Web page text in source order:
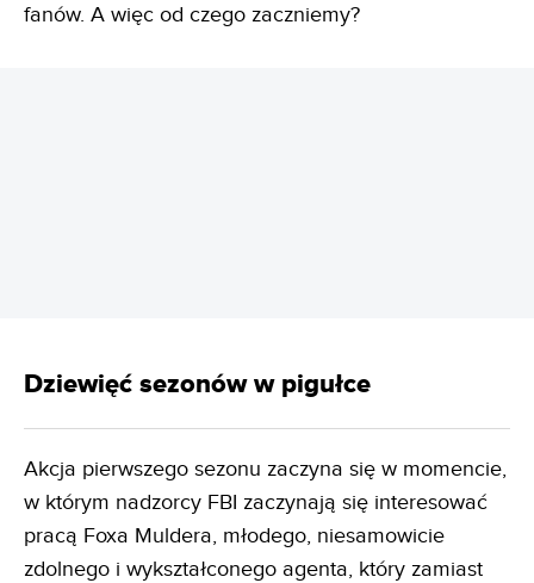
fanów. A więc od czego zaczniemy?
Dziewięć sezonów w pigułce
Akcja pierwszego sezonu zaczyna się w momencie,
w którym nadzorcy FBI zaczynają się interesować
pracą Foxa Muldera, młodego, niesamowicie
zdolnego i wykształconego agenta, który zamiast